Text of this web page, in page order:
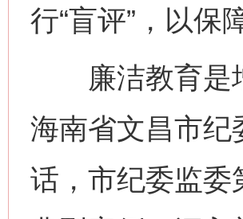
行“盲评”，以保
廉洁教育是增
海南省文昌市纪
话，市纪委监委
这是一记警钟！